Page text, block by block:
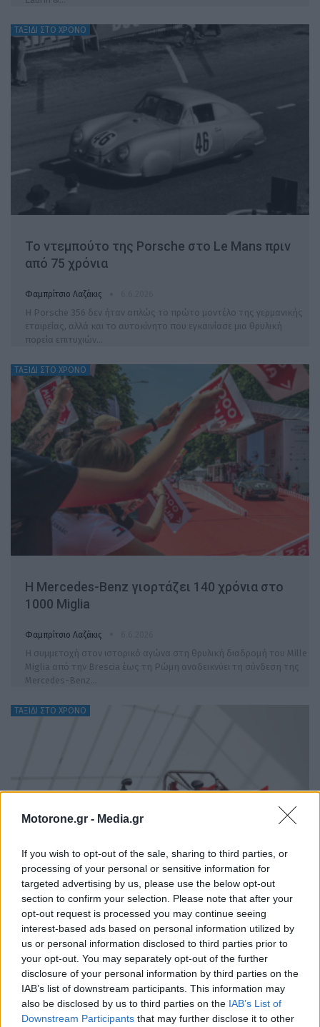
Motorone.gr - Media.gr
If you wish to opt-out of the sale, sharing to third parties, or
processing of your personal or sensitive information for
targeted advertising by us, please use the below opt-out
section to confirm your selection. Please note that after your
opt-out request is processed you may continue seeing
interest-based ads based on personal information utilized by
us or personal information disclosed to third parties prior to
your opt-out. You may separately opt-out of the further
disclosure of your personal information by third parties on the
IAB’s list of downstream participants. This information may
also be disclosed by us to third parties on the IAB’s List of
Downstream Participants that may further disclose it to other
ΤΑΞΙΔΙ ΣΤΟ ΧΡΟΝΟ
To ντεμπούτο της Porsche στο Le Mans πριν
από 75 χρόνια
Φαμπρίτσιο Λαζάκις
Η Porsche 356 δεν ήταν απλώς το πρώτο μοντέλο της γερμανικής
εταιρείας, αλλά και το αυτοκίνητο που εγκαινίασε μια θρυλική
πορεία επιτυχιών…
ΤΑΞΙΔΙ ΣΤΟ ΧΡΟΝΟ
Η Mercedes-Benz γιορτάζει 140 χρόνια στο
1000 Miglia
Φαμπρίτσιο Λαζάκις
Η συμμετοχή στον ιστορικό αγώνα στη θρυλική διαδρομή του Mille
Miglia από την Brescia έως τη Ρώμη αναδεικνύει τη σύνδεση της
Mercedes-Benz…
ΤΑΞΙΔΙ ΣΤΟ ΧΡΟΝΟ
Skoda Spider B5 και II: Tα αγωνιστικά
πρωτότυπα των ’70s
Φαμπρίτσιο Λαζάκις 31.5.2026
Τα εντυπωσιακά ανοιχτά πρωτότυπα της Skoda κυριάρχησαν σε
πίστες και αναβάσεις στην Τσεχοσλοβακία, γράφοντας ιστορία με
τις επιδόσεις τους.